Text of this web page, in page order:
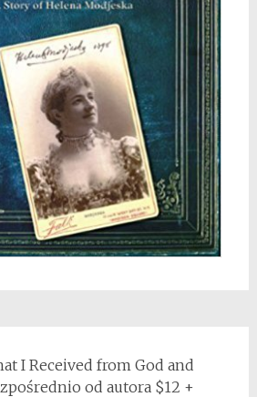
I Received from God and
od autora $12 +